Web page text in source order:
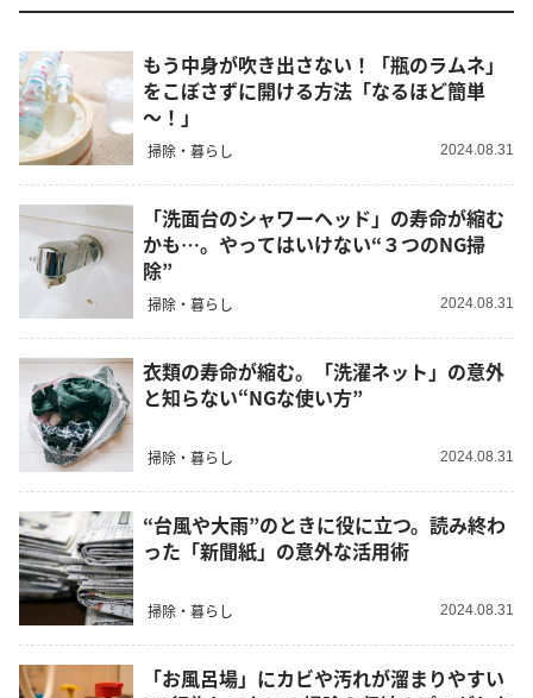
もう中身が吹き出さない！「瓶のラムネ」
をこぼさずに開ける方法「なるほど簡単
～！」
掃除・暮らし 2024.08.31
「洗面台のシャワーヘッド」の寿命が縮む
かも…。やってはいけない“３つのNG掃
除”
掃除・暮らし 2024.08.31
衣類の寿命が縮む。「洗濯ネット」の意外
と知らない“NGな使い方”
掃除・暮らし 2024.08.31
“台風や大雨”のときに役に立つ。読み終わ
った「新聞紙」の意外な活用術
掃除・暮らし 2024.08.31
「お風呂場」にカビや汚れが溜まりやすい